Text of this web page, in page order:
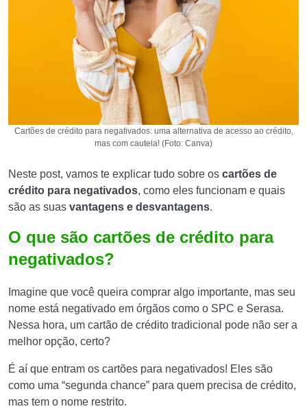
Cartões de crédito para negativados: uma alternativa de acesso ao crédito,
mas com cautela! (Foto: Canva)
Neste post, vamos te explicar tudo sobre os cartões de
crédito para negativados, como eles funcionam e quais
são as suas vantagens e desvantagens.
O que são cartões de crédito para
negativados?
Imagine que você queira comprar algo importante, mas seu
nome está negativado em órgãos como o SPC e Serasa.
Nessa hora, um cartão de crédito tradicional pode não ser a
melhor opção, certo?
É aí que entram os cartões para negativados! Eles são
como uma “segunda chance” para quem precisa de crédito,
mas tem o nome restrito.